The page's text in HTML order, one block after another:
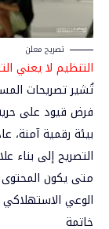
تصريح معلن
التنظيم لا يعني
تُشير تصريحات
فرض قيود على حرية
بيئة رقميةآمنة،
التصريح إلى بناء
متى يكون المحتوى
الوعي الاستهلاكي
خاتمة